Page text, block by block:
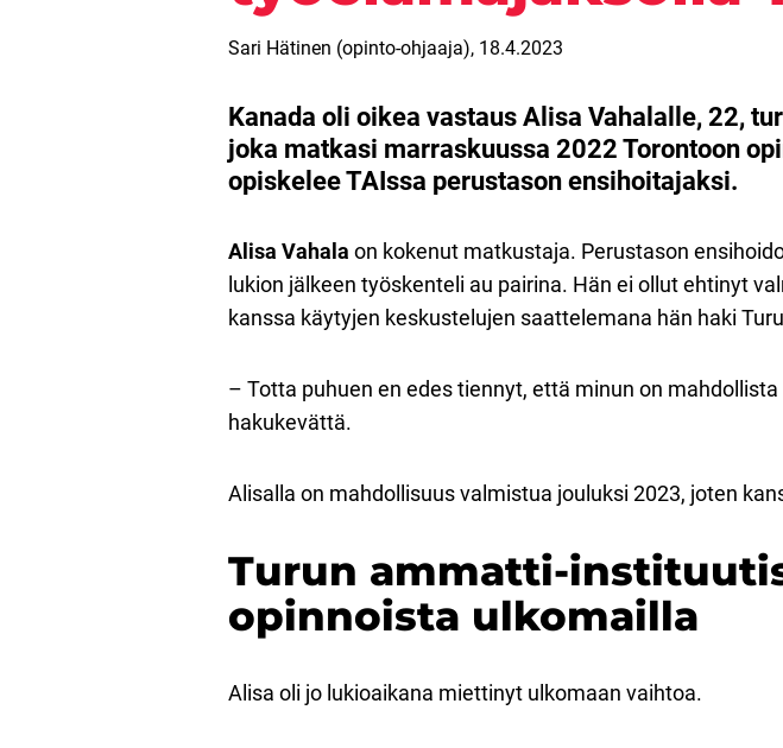
Sari Hätinen (opinto-ohjaaja), 18.4.2023
Kanada oli oikea vastaus Alisa Vahalalle, 22,
joka matkasi marraskuussa 2022 Torontoon
opiskelee TAIssa perustason ensihoitajaksi.
Alisa Vahala on kokenut matkustaja. Perustason
lukion jälkeen työskenteli au pairina. Hän ei ollut ehtinyt
kanssa käytyjen keskustelujen saattelemana hän haki
– Totta puhuen en edes tiennyt, että minun on
hakukevättä.
Alisalla on mahdollisuus valmistua jouluksi 2023, joten
Turun ammatti-
opinnoista ulkomailla
Alisa oli jo lukioaikana miettinyt ulkomaan vaihtoa.